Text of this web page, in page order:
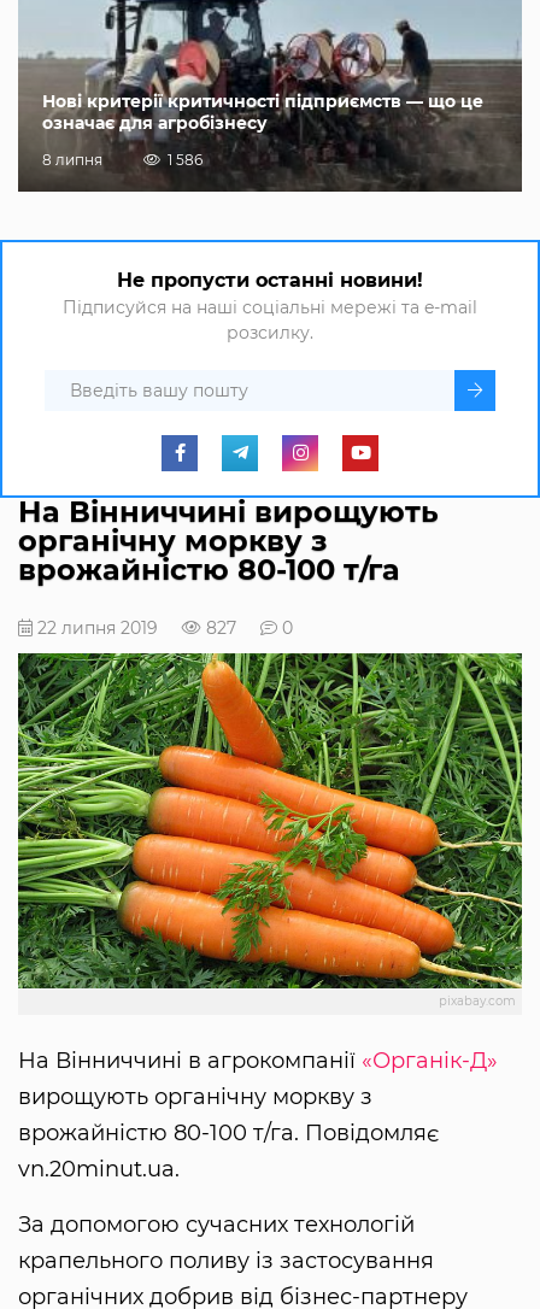
Нові критерії критичності підприємств — що це
означає для агробізнесу
8 липня 1 586
Не пропусти останні новини!
Підписуйся на наші соціальні мережі та e-mail
розсилку.
На Вінниччині вирощують
органічну моркву з
врожайністю 80-100 т/га
22 липня 2019 827 0
pixabay.com
На Вінниччині в агрокомпанії «Органік-Д»
вирощують органічну моркву з
врожайністю 80-100 т/га. Повідомляє
vn.20minut.ua.
За допомогою сучасних технологій
крапельного поливу із застосування
органічних добрив від бізнес-партнеру